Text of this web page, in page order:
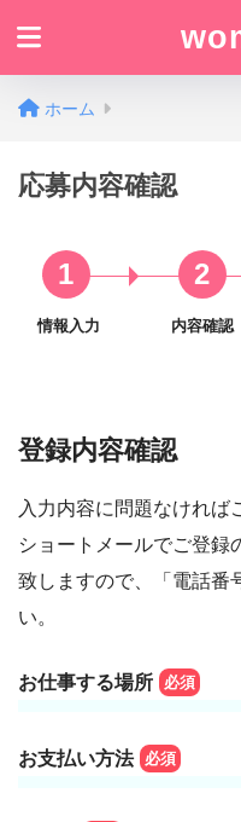
ホーム
応募内容確認
1 2
情報入力 内容確認
登録内容確認
入力内容に問題なければ
ショートメールでご登録
致しますので、「電話番
い。
お仕事する場所 必須
お支払い方法 必須